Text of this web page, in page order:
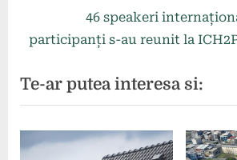
articole
v
o
u
s
P
N
e
t
P
o
46 speakeri
participanți s-au reunit la ICH2P
Te-ar putea interesa si: